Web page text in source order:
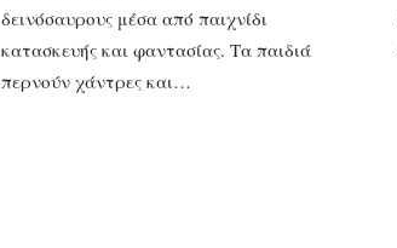
δεινόσαυρους μέσα από παιχνίδι
κατασκευής και φαντασίας. Τα παιδιά
περνούν χάντρες και…